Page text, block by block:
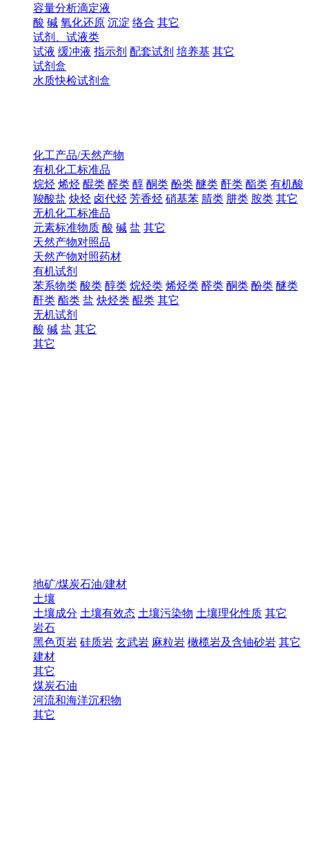
容量分析滴定液
酸 碱 氧化还原 沉淀 络合 其它
试剂、试液类
试液 缓冲液 指示剂 配套试剂 培养基 其它
试剂盒
水质快检试剂盒
化工产品/天然产物
有机化工标准品
烷烃 烯烃 醌类 醛类 醇 酮类 酚类 醚类 酐类 酯类 有机酸
羧酸盐 炔烃 卤代烃 芳香烃 硝基苯 腈类 肼类 胺类 其它
无机化工标准品
元素标准物质 酸 碱 盐 其它
天然产物对照品
天然产物对照药材
有机试剂
苯系物类 酸类 醇类 烷烃类 烯烃类 醛类 酮类 酚类 醚类
酐类 酯类 盐 炔烃类 醌类 其它
无机试剂
酸 碱 盐 其它
其它
地矿/煤炭石油/建材
土壤
土壤成分 土壤有效态 土壤污染物 土壤理化性质 其它
岩石
黑色页岩 硅质岩 玄武岩 麻粒岩 橄榄岩及含铀砂岩 其它
建材
其它
煤炭石油
河流和海洋沉积物
其它